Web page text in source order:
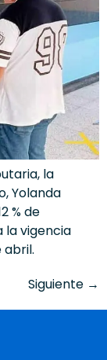
la
Yolanda
% de
la vigencia
abril.
Siguiente →